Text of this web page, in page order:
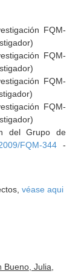
FQM-
FQM-
FQM-
FQM-
del Grupo de
FQM-344 -
véase aqui
Julia,